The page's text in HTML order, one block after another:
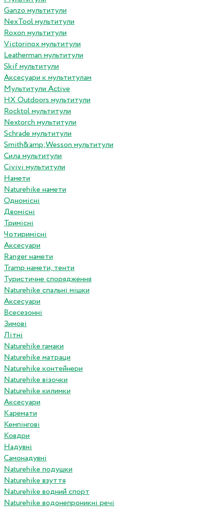
Ganzo мультитули
NexTool мультитули
Roxon мультитули
Victorinox мультитули
Leatherman мультитули
Skif мультитули
Аксесуари к мультитулам
Мультитули Active
HX Outdoors мультитули
Rocktol мультитули
Nextorch мультитули
Schrade мультитули
Smith&amp;Wesson мультитули
Сила мультитули
Civivi мультитули
Намети
Naturehike намети
Одномісні
Двомісні
Тримісні
Чотиримісні
Аксесуари
Ranger намети
Tramp намети, тенти
Туристичне спорядження
Naturehike спальні мішки
Аксесуари
Всесезонні
Зимові
Літні
Naturehike гамаки
Naturehike матраци
Naturehike контейнери
Naturehike візочки
Naturehike килимки
Аксесуари
Каремати
Кемпінгові
Ковдри
Надувні
Самонадувні
Naturehike подушки
Naturehike взуття
Naturehike водний спорт
Naturehike водонепроникні речі